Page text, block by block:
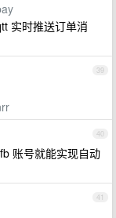
实时推送订单消
39
40
账号就能实现自动
41